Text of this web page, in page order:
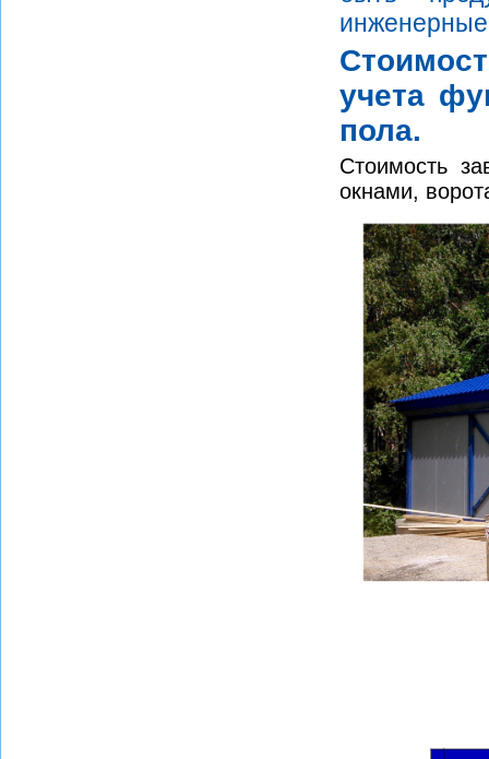
инженерные
учета
пола.
Стоимость
окнами,